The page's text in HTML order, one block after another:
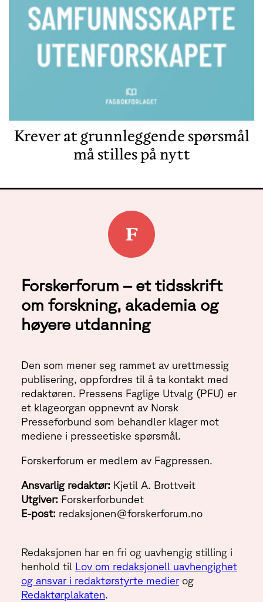
Krever at grunnleggende spørsmål
må stilles på nytt
Forskerforum – et tidsskrift
om forskning, akademia og
høyere utdanning
Ansvarlig redaktør: Kjetil A. Brottveit
Utgiver: Forskerforbundet
E-post: redaksjonen@forskerforum.no
Redaksjonen har en fri og uavhengig stilling i
henhold til Lov om redaksjonell uavhengighet
og ansvar i redaktørstyrte medierog
Redaktørplakaten.
Den som mener seg rammet av urettmessig
publisering, oppfordres til å ta kontakt med
redaktøren. Pressens Faglige Utvalg (PFU) er
et klageorgan oppnevnt av Norsk
Presseforbund som behandler klager mot
mediene i presseetiske spørsmål.
Forskerforum er medlem av Fagpressen.